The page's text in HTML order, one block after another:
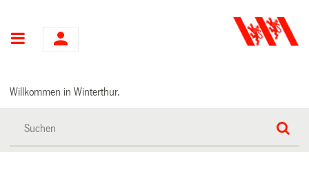
Hauptnavigation
Willkommen in Winterthur.